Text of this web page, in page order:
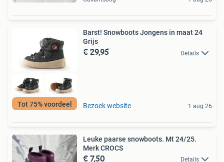
Tot 75% voordeel
Barst! Snowboots Jongens in maat 24
Grijs
€ 29,95 Details
Bezoek website 1 aug 26
Leuke paarse snowboots. Mt 24/25.
Merk CROCS
€ 7,50 Details